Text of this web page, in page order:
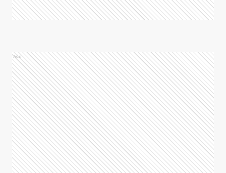
Ads